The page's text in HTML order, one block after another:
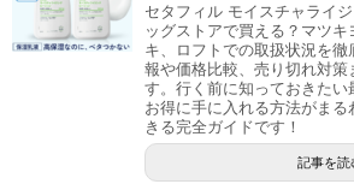
セタフィル モイスチャライ
ッグストアで買える？マツ
キ、ロフトでの取扱状況を
報や価格比較、売り切れ対策
す。行く前に知っておきたい
お得に手に入れる方法がま
きる完全ガイドです！
記事を読